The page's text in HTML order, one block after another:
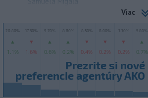
Viac